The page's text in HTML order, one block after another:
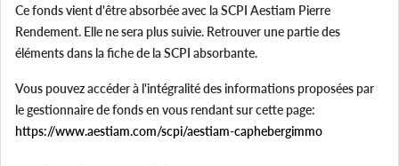
Ce fonds vient d'être absorbée avec la SCPI Aestiam Pierre
Rendement. Elle ne sera plus suivie. Retrouver une partie des
éléments dans la fiche de la SCPI absorbante.
Vous pouvez accéder à l'intégralité des informations proposées par
le gestionnaire de fonds en vous rendant sur cette page:
https://www.aestiam.com/scpi/aestiam-caphebergimmo